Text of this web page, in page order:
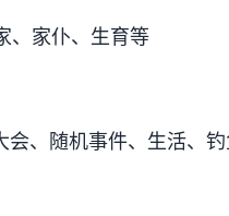
、家仆、生育等
会、随机事件、生活、